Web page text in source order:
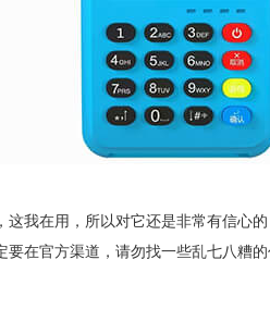
我在用，所以对它还是非常有信心
在官方渠道，请勿找一些乱七八糟